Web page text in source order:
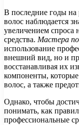
В последние годы на
волос наблюдается
увеличением спроса
средства. Мастера по
использование
внешний вид, но и
восстанавливая их
компоненты, которые
волос, а также
Однако, чтобы
понимать, как
профессиональные